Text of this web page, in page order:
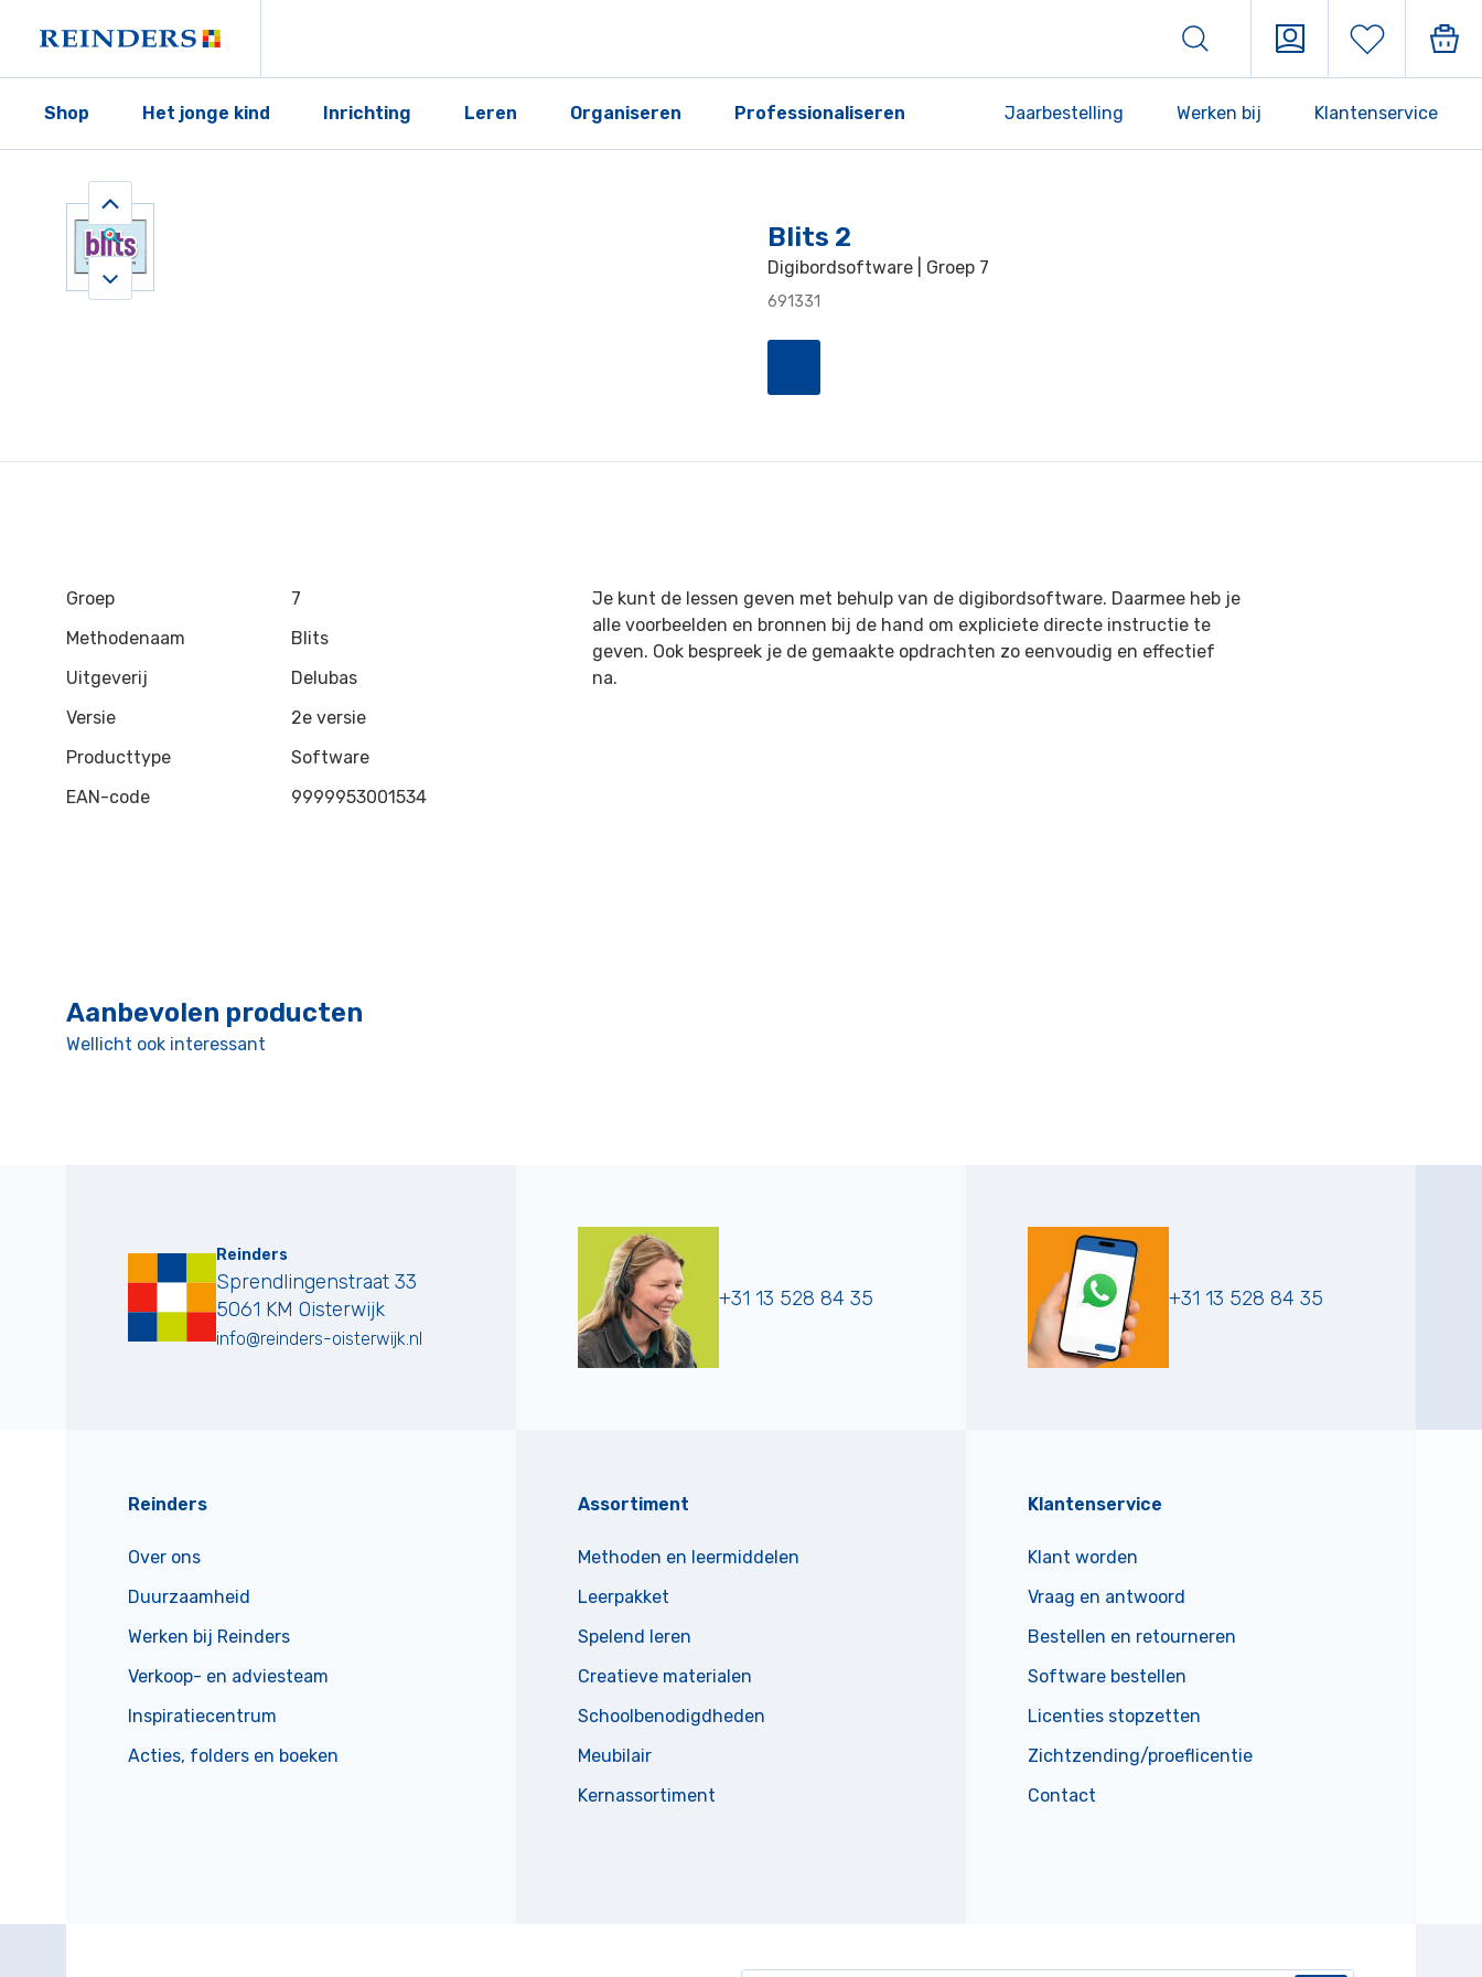
Shop Het jonge kind Inrichting Leren Organiseren Professionaliseren Jaarbestelling Werken bij Klantenservice
Blits 2
Digibordsoftware | Groep 7
691331
Groep
7
Methodenaam
Blits
Uitgeverij
Delubas
Versie
2e versie
Producttype
Software
EAN-code
9999953001534
Je kunt de lessen geven met behulp van de digibordsoftware. Daarmee heb je
alle voorbeelden en bronnen bij de hand om expliciete directe instructie te
geven. Ook bespreek je de gemaakte opdrachten zo eenvoudig en effectief
na.
Aanbevolen producten
Wellicht ook interessant
Reinders
Sprendlingenstraat 33
5061 KM Oisterwijk
info@reinders-oisterwijk.nl
+31 13 528 84 35 +31 13 528 84 35
Reinders
Over ons
Duurzaamheid
Werken bij Reinders
Verkoop- en adviesteam
Inspiratiecentrum
Acties, folders en boeken
Assortiment
Methoden en leermiddelen
Leerpakket
Spelend leren
Creatieve materialen
Schoolbenodigdheden
Meubilair
Kernassortiment
Klantenservice
Klant worden
Vraag en antwoord
Bestellen en retourneren
Software bestellen
Licenties stopzetten
Zichtzending/proeflicentie
Contact